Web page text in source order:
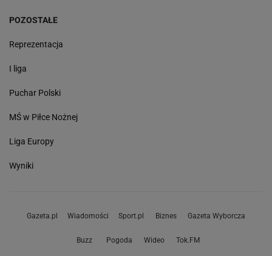
POZOSTAŁE
Reprezentacja
I liga
Puchar Polski
MŚ w Piłce Nożnej
Liga Europy
Wyniki
Gazeta.pl Wiadomości Sport.pl Biznes Gazeta Wyborcza
Buzz Pogoda Wideo Tok.FM